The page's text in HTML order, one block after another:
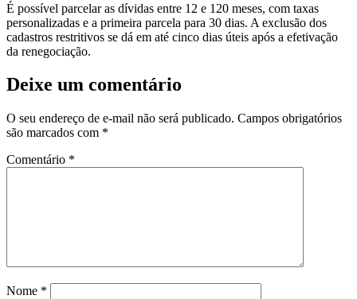
É possível parcelar as dívidas entre 12 e 120 meses, com taxas
personalizadas e a primeira parcela para 30 dias. A exclusão dos
cadastros restritivos se dá em até cinco dias úteis após a efetivação
da renegociação.
Deixe um comentário
O seu endereço de e-mail não será publicado. Campos obrigatórios
são marcados com *
Comentário *
Nome *